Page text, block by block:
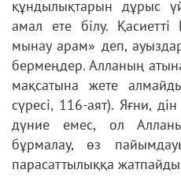
құндылықтарын дұрыс
амал ете білу.
мынау арам» деп,
бермеңдер. Алланың
мақсатына жете
сүресі, 116-аят). Яғни,
дүние емес, ол
бұрмалау, өз
парасаттылыққа